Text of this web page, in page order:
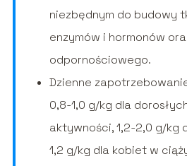
niezbędnym do budowy
enzymów i hormonów
odpornościowego.
Dzienne
0,8-1,0 g/kg dla
aktywności, 1,2-2,0 g/kg
1,2 g/kg dla kobiet w